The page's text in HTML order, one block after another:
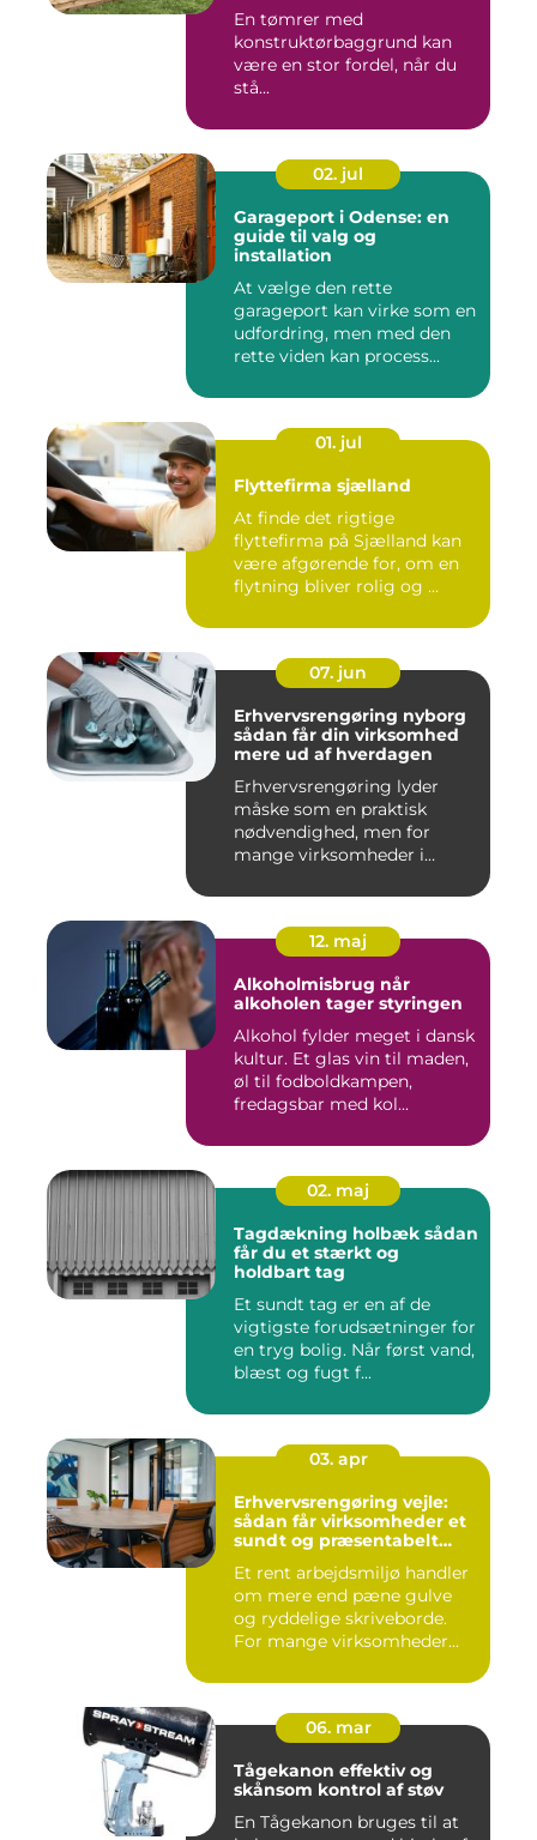
En tømrer med
konstruktørbaggrund kan
være en stor fordel, når du
stå...
02. jul
Garageport i Odense: en
guide til valg og
installation
At vælge den rette
garageport kan virke som en
udfordring, men med den
rette viden kan process...
01. jul
Flyttefirma sjælland
At finde det rigtige
flyttefirma på Sjælland kan
være afgørende for, om en
flytning bliver rolig og ...
07. jun
Erhvervsrengøring nyborg
sådan får din virksomhed
mere ud af hverdagen
Erhvervsrengøring lyder
måske som en praktisk
nødvendighed, men for
mange virksomheder i
12. maj
Alkoholmisbrug når
alkoholen tager styringen
Alkohol fylder meget i dansk
kultur. Et glas vin til maden,
øl til fodboldkampen,
fredagsbar med kol...
02. maj
Tagdækning holbæk sådan
får du et stærkt og
holdbart tag
Et sundt tag er en af de
vigtigste forudsætninger for
en tryg bolig. Når først vand,
blæst og fugt f...
03. apr
Erhvervsrengøring vejle:
sådan får virksomheder et
sundt og præsentabelt
Et rent arbejdsmiljø handler
om mere end pæne gulve
og ryddelige skriveborde.
For mange virksomheder...
06. mar
Tågekanon effektiv og
skånsom kontrol af støv
En Tågekanon bruges til at